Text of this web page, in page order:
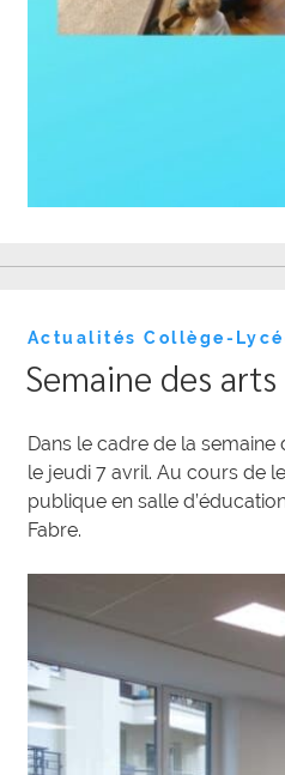
Actualités Collège-
Semaine des
Dans le cadre de la
le jeudi 7 avril. Au cours de
publique en salle
Fabre.